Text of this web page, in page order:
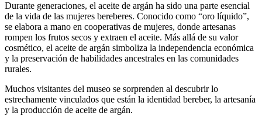
Durante generaciones, el aceite de argán ha sido una parte esencial
de la vida de las mujeres bereberes. Conocido como “oro líquido”,
se elabora a mano en cooperativas de mujeres, donde artesanas
rompen los frutos secos y extraen el aceite. Más allá de su valor
cosmético, el aceite de argán simboliza la independencia económica
y la preservación de habilidades ancestrales en las comunidades
rurales.
Muchos visitantes del museo se sorprenden al descubrir lo
estrechamente vinculados que están la identidad bereber, la artesanía
y la producción de aceite de argán.